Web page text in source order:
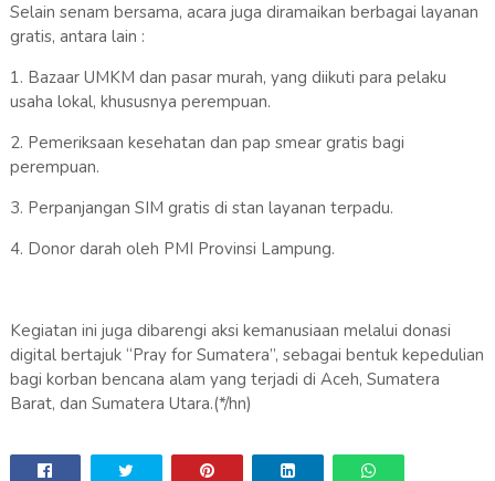
Selain senam bersama, acara juga diramaikan berbagai layanan
gratis, antara lain :
1. Bazaar UMKM dan pasar murah, yang diikuti para pelaku
usaha lokal, khususnya perempuan.
2. Pemeriksaan kesehatan dan pap smear gratis bagi
perempuan.
3. Perpanjangan SIM gratis di stan layanan terpadu.
4. Donor darah oleh PMI Provinsi Lampung.
Kegiatan ini juga dibarengi aksi kemanusiaan melalui donasi
digital bertajuk “Pray for Sumatera”, sebagai bentuk kepedulian
bagi korban bencana alam yang terjadi di Aceh, Sumatera
Barat, dan Sumatera Utara.(*/hn)